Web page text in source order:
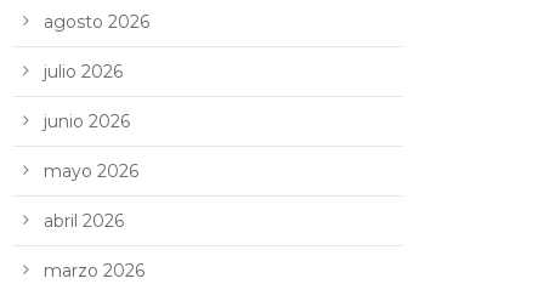
agosto 2026
julio 2026
junio 2026
mayo 2026
abril 2026
marzo 2026